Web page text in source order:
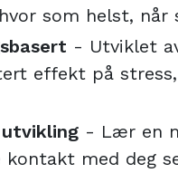
som helst, når
- Utviklet
effekt på
utvikling - Lær en
kontakt med deg